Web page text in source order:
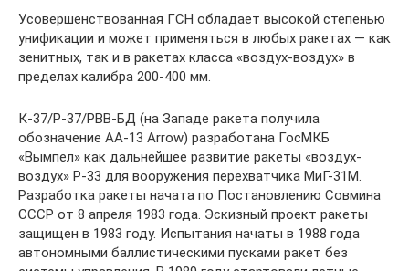
Усовершенствованная ГСН обладает высокой степенью
унификации и может применяться в любых ракетах — как
зенитных, так и в ракетах класса «воздух-воздух» в
пределах калибра 200-400 мм.
К-37/Р-37/РВВ-БД (на Западе ракета получила
обозначение AA-13 Arrow) разработана ГосМКБ
«Вымпел» как дальнейшее развитие ракеты «воздух-
воздух» Р-33 для вооружения перехватчика МиГ-31М.
Разработка ракеты начата по Постановлению Совмина
СССР от 8 апреля 1983 года. Эскизный проект ракеты
защищен в 1983 году. Испытания начаты в 1988 года
автономными баллистическими пусками ракет без